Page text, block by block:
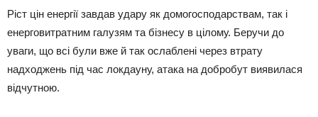
Ріст цін енергії завдав удару як домогосподарствам, так і
енерговитратним галузям та бізнесу в цілому. Беручи до
уваги, що всі були вже й так ослаблені через втрату
надходжень під час локдауну, атака на добробут виявилася
відчутною.